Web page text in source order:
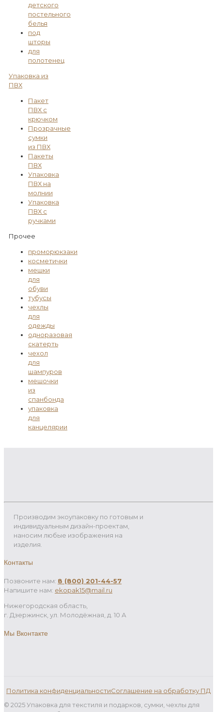
детского
постельного
белья
под
шторы
для
полотенец
Упаковка из
ПВХ
Пакет
ПВХ с
крючком
Прозрачные
сумки
из ПВХ
Пакеты
ПВХ
Упаковка
ПВХ на
молнии
Упаковка
ПВХ с
ручками
Прочее
проморюкзаки
косметички
мешки
для
обуви
тубусы
чехлы
для
одежды
одноразовая
скатерть
чехол
для
шампуров
мешочки
из
спанбонда
упаковка
для
канцелярии
Производим экоупаковку по готовым и
индивидуальным дизайн-проектам,
наносим любые изображения на
изделия.
Контакты
Позвоните нам: 8 (800) 201-44-57
Напишите нам: ekopak15@mail.ru
Нижегородская область,
г. Дзержинск, ул. Молодёжная, д. 10 А
Мы Вконтакте
Политика конфиденциальностиСоглашение на обработку ПД
© 2025 Упаковка для текстиля и подарков, сумки, чехлы для